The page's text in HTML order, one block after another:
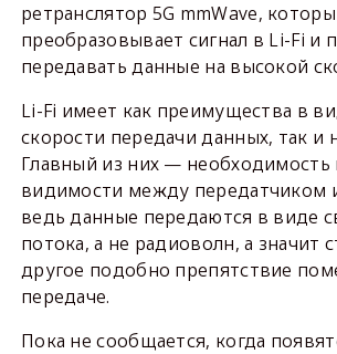
ретранслятор 5G mmWave,
преобразовывает сигнал в Li-Fi и
передавать данные на высокой
Li-Fi имеет как преимущества в
скорости передачи данных, так и
Главный из них —
видимости между передатчиком
ведь данные передаются в виде
потока, а не радиоволн, а значит
другое подобно препятствие
передаче.
Пока не сообщается, когда